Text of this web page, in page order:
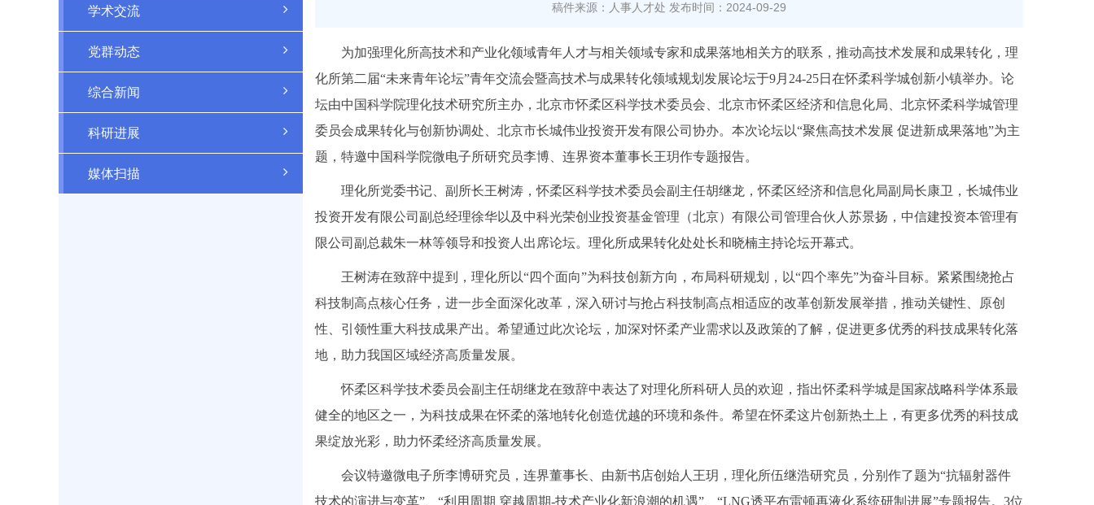
学术交流
党群动态
综合新闻
科研进展
媒体扫描
稿件来源：人事人才处 发布时间：2024-09-29
为加强理化所高技术和产业化领域青年人才与相关领域专家和成果落地相关方的联系，推动高技术发展和成果转化，理
化所第二届“未来青年论坛”青年交流会暨高技术与成果转化领域规划发展论坛于9月24-25日在怀柔科学城创新小镇举办。论
坛由中国科学院理化技术研究所主办，北京市怀柔区科学技术委员会、北京市怀柔区经济和信息化局、北京怀柔科学城管理
委员会成果转化与创新协调处、北京市长城伟业投资开发有限公司协办。本次论坛以“聚焦高技术发展 促进新成果落地”为主
题，特邀中国科学院微电子所研究员李博、连界资本董事长王玥作专题报告。
理化所党委书记、副所长王树涛，怀柔区科学技术委员会副主任胡继龙，怀柔区经济和信息化局副局长康卫，长城伟业
投资开发有限公司副总经理徐华以及中科光荣创业投资基金管理（北京）有限公司管理合伙人苏景扬，中信建投资本管理有
限公司副总裁朱一林等领导和投资人出席论坛。理化所成果转化处处长和晓楠主持论坛开幕式。
王树涛在致辞中提到，理化所以“四个面向”为科技创新方向，布局科研规划，以“四个率先”为奋斗目标。紧紧围绕抢占
科技制高点核心任务，进一步全面深化改革，深入研讨与抢占科技制高点相适应的改革创新发展举措，推动关键性、原创
性、引领性重大科技成果产出。希望通过此次论坛，加深对怀柔产业需求以及政策的了解，促进更多优秀的科技成果转化落
地，助力我国区域经济高质量发展。
怀柔区科学技术委员会副主任胡继龙在致辞中表达了对理化所科研人员的欢迎，指出怀柔科学城是国家战略科学体系最
健全的地区之一，为科技成果在怀柔的落地转化创造优越的环境和条件。希望在怀柔这片创新热土上，有更多优秀的科技成
果绽放光彩，助力怀柔经济高质量发展。
会议特邀微电子所李博研究员，连界董事长、由新书店创始人王玥，理化所伍继浩研究员，分别作了题为“抗辐射器件
技术的演进与变革”、“利用周期 穿越周期-技术产业化新浪潮的机遇”、“LNG透平布雷顿再液化系统研制进展”专题报告。3位